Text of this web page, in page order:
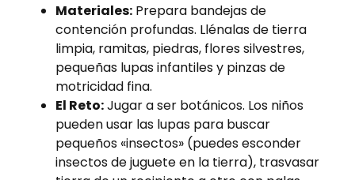
Materiales: Prepara bandejas de
contención profundas. Llénalas de tierra
limpia, ramitas, piedras, flores silvestres,
pequeñas lupas infantiles y pinzas de
motricidad fina.
El Reto:Jugar a ser botánicos. Los niños
pueden usar las lupas para buscar
pequeños «insectos» (puedes esconder
insectos de juguete en la tierra), trasvasar